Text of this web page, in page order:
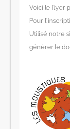
Voici le flyer
Pour
Utilisé notre
générer le